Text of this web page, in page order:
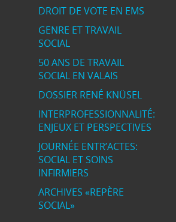
DROIT DE VOTE EN EMS
GENRE ET TRAVAIL
SOCIAL
50 ANS DE TRAVAIL
SOCIAL EN VALAIS
DOSSIER RENÉ KNÜSEL
INTERPROFESSIONNALITÉ:
ENJEUX ET PERSPECTIVES
JOURNÉE ENTR’ACTES:
SOCIAL ET SOINS
INFIRMIERS
ARCHIVES «REPÈRE
SOCIAL»